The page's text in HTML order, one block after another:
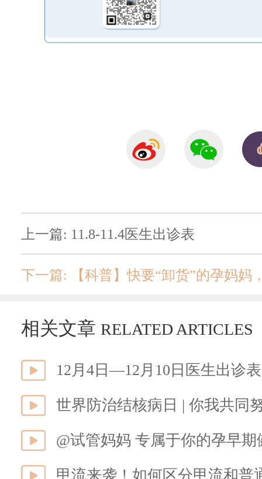
上一篇: 11.8-11.4医生出诊表
下一篇: 【科普】快要“卸货”的孕妈妈
相关文章 RELATED ARTICLES
12月4日—12月10日医生出诊表
世界防治结核病日 | 你我共同
@试管妈妈 专属于你的孕早
甲流来袭！如何区分甲流和普